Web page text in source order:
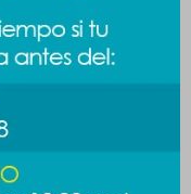
interesar